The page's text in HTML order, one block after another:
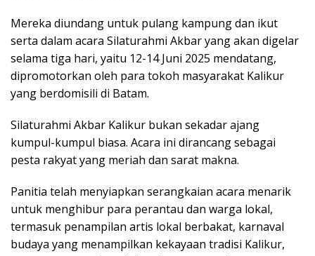
Mereka diundang untuk pulang kampung dan ikut
serta dalam acara Silaturahmi Akbar yang akan digelar
selama tiga hari, yaitu 12-14 Juni 2025 mendatang,
dipromotorkan oleh para tokoh masyarakat Kalikur
yang berdomisili di Batam.
Silaturahmi Akbar Kalikur bukan sekadar ajang
kumpul-kumpul biasa. Acara ini dirancang sebagai
pesta rakyat yang meriah dan sarat makna.
Panitia telah menyiapkan serangkaian acara menarik
untuk menghibur para perantau dan warga lokal,
termasuk penampilan artis lokal berbakat, karnaval
budaya yang menampilkan kekayaan tradisi Kalikur,